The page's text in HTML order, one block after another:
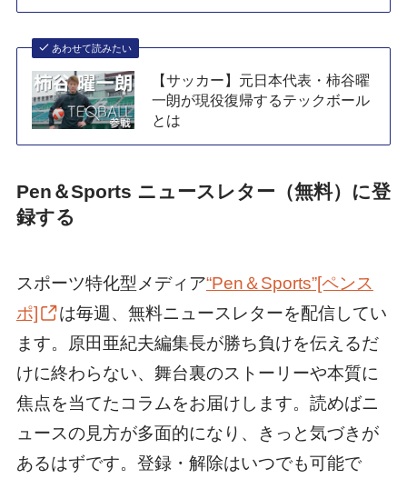
あわせて読みたい
【サッカー】元日本代表・柿谷曜
一朗が現役復帰するテックボール
とは
Pen＆Sports ニュースレター（無料）に登
録する
スポーツ特化型メディア“Pen＆Sports”[ペンス
ポ]
は毎週、無料ニュースレターを配信してい
ます。原田亜紀夫編集長が勝ち負けを伝えるだ
けに終わらない、舞台裏のストーリーや本質に
焦点を当てたコラムをお届けします。読めばニ
ュースの見方が多面的になり、きっと気づきが
あるはずです。登録・解除はいつでも可能で